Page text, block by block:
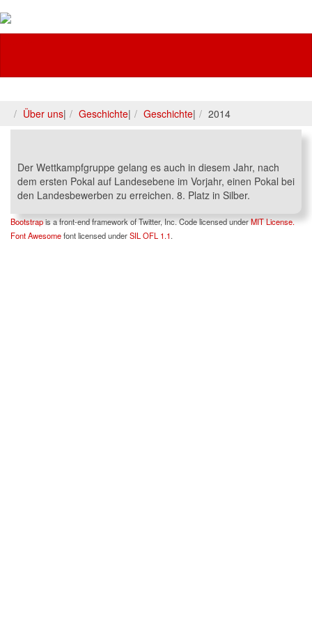
Über uns| Geschichte| Geschichte| 2014
Der Wettkampfgruppe gelang es auch in diesem Jahr, nach
dem ersten Pokal auf Landesebene im Vorjahr, einen Pokal bei
den Landesbewerben zu erreichen. 8. Platz in Silber.
Bootstrapis a front-end framework of Twitter, Inc. Code licensed underMIT License.
Font Awesomefont licensed underSIL OFL 1.1.